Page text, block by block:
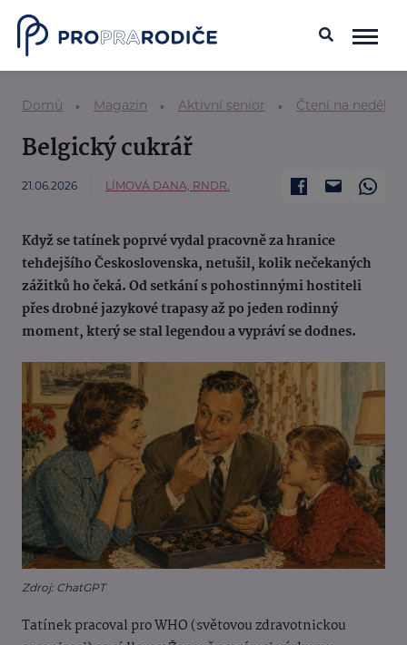
Domů Magazín Aktivní senior Čtení na neděli
Belgický cukrář
21.06.2026 LÍMOVÁ DANA, RNDR.
Když se tatínek poprvé vydal pracovně za hranice
tehdejšího Československa, netušil, kolik nečekaných
zážitků ho čeká. Od setkání s pohostinnými hostiteli
přes drobné jazykové trapasy až po jeden rodinný
moment, který se stal legendou a vypráví se dodnes.
Zdroj: ChatGPT
Tatínek pracoval pro WHO (světovou zdravotnickou